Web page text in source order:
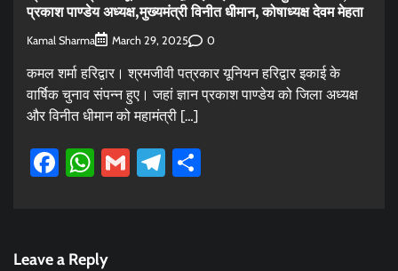
प्रकाश पाण्डेय अध्यक्ष,मुख्यमंत्री विनीत धीमान, कोषाध्यक्ष देवम मेहता
Kamal Sharma March 29, 2025 0
कमल शर्मा हरिद्वार। श्रमजीवी पत्रकार यूनियन हरिद्वार इकाई के
वार्षिक चुनाव संपन्न हुए। जहां ज्ञान प्रकाश पाण्डेय को जिला अध्यक्ष
और विनीत धीमान को महामंत्री […]
Facebook
WhatsApp
GmailTelegram
Leave a Reply